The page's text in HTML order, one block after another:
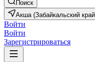
Поиск
Акша (Забайкальский
Войти
Войти
Зарегистрироваться